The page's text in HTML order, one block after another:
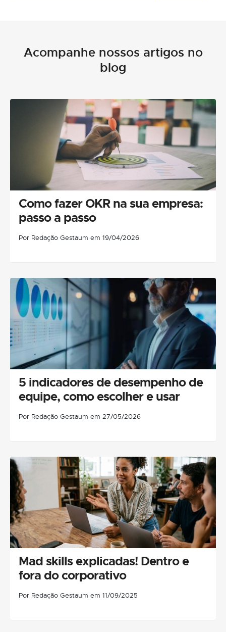
Acompanhe nossos artigos no
blog
Como fazer OKR na sua empresa:
passo a passo
Por Redação Gestaum em 19/04/2026
5 indicadores de desempenho de
equipe, como escolher e usar
Por Redação Gestaum em 27/05/2026
Mad skills explicadas! Dentro e
fora do corporativo
Por Redação Gestaum em 11/09/2025